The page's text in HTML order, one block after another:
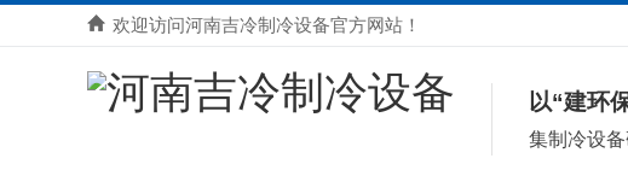
欢迎访问河南吉冷制冷设备官方网站！
以“建环
集制冷设